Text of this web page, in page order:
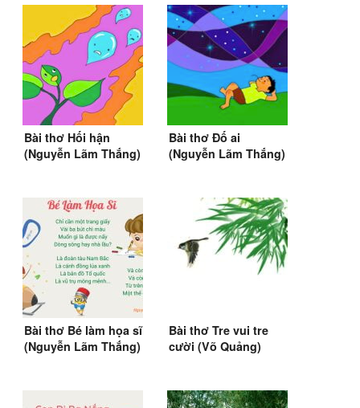
Bài thơ Hối hận
(Nguyễn Lãm Thắng)
Bài thơ Đố ai
(Nguyễn Lãm Thắng)
Bài thơ Bé làm họa sĩ
(Nguyễn Lãm Thắng)
Bài thơ Tre vui tre
cười (Võ Quảng)